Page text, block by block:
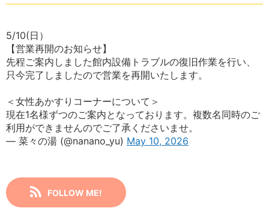
5/10(日）
【営業再開のお知らせ】
先程ご案内しました館内設備トラブルの復旧作業を行い、
只今完了しましたので営業を再開いたします。
＜女性あかすりコーナーについて＞
現在1名様ずつのご案内となっております。複数名同時のご
利用ができませんのでご了承くださいませ。
— 菜々の湯 (@nanano_yu) May 10, 2026
FOLLOW ME!